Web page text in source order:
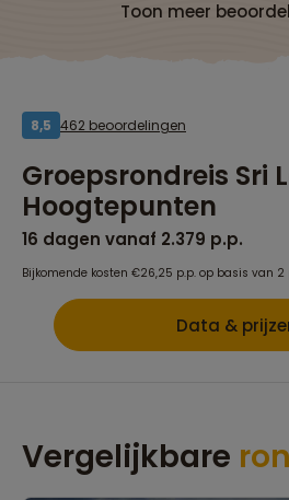
Toon meer
8,5 462 beoordelingen
Groepsrondreis Sri
Hoogtepunten
16 dagen vanaf 2.379 p.p.
Bijkomende kosten €26,25 p.p. op basis van 2
Data &
Vergelijkbare